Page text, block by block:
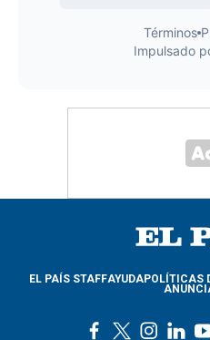
EL PAÍS STAFFAYUDAPOLÍTICAS
l